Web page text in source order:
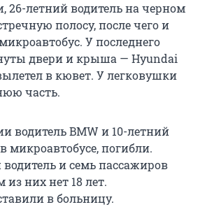
26-летний водитель на черном
полосу, после чего и
У последнего
двери и крыша — Hyundai
в кювет. У легковушки
часть.
водитель BMW и 10-летний
микроавтобусе, погибли.
и семь пассажиров
них нет 18 лет.
в больницу.